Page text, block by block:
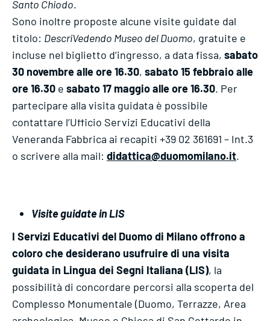
Santo Chiodo.
Sono inoltre proposte alcune visite guidate dal
titolo: DescriVedendo Museo del Duomo, gratuite e
incluse nel biglietto d’ingresso, a data fissa, sabato
30 novembre alle ore 16.30, sabato 15 febbraio alle
ore 16.30 e sabato 17 maggio alle ore 16.30. Per
partecipare alla visita guidata è possibile
contattare l’Ufficio Servizi Educativi della
Veneranda Fabbrica ai recapiti +39 02 361691 – Int.3
o scrivere alla mail: didattica@duomomilano.it.
Visite guidate in LIS
I Servizi Educativi del Duomo di Milano offrono a
coloro che desiderano usufruire di una visita
guidata in Lingua dei Segni Italiana (LIS), la
possibilità di concordare percorsi alla scoperta del
Complesso Monumentale (Duomo, Terrazze, Area